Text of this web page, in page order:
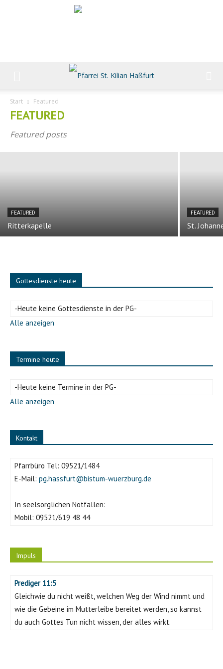
Start Featured
FEATURED
Featured posts
St. Kilian Haßfurt
Michael Derleth - 23. Dezember 2016
FEATURED
Ritterkapelle
FEATURED
St.
Gottesdienste heute
-Heute keine Gottesdienste in der PG-
Alle anzeigen
Termine heute
-Heute keine Termine in der PG-
Alle anzeigen
Kontakt
Pfarrbüro Tel: 09521/1484
E-Mail: pg.hassfurt@bistum-wuerzburg.de
In seelsorglichen Notfällen:
Mobil: 09521/619 48 44
Impuls
Prediger 11:5
Gleichwie du nicht weißt, welchen Weg der Wind nimmt und
wie die Gebeine im Mutterleibe bereitet werden, so kannst
du auch Gottes Tun nicht wissen, der alles wirkt.